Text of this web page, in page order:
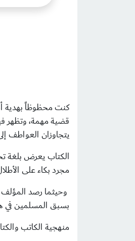
كنت محظوظاً بهدية
قضية مهمة، وتظهر
يتجاوزان العواطف
الكتاب يعرض بلغة
مجرد بكاء على
وحيثما رصد المؤلف
بسبق المسلمين في
منهجية الكاتب